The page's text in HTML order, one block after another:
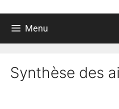
Menu
Synthèse des